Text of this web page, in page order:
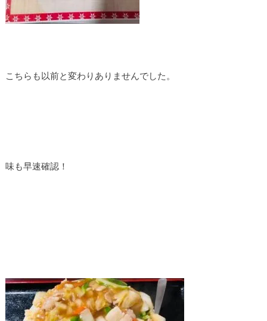
こちらも以前と変わりありませんでした。
味も早速確認！